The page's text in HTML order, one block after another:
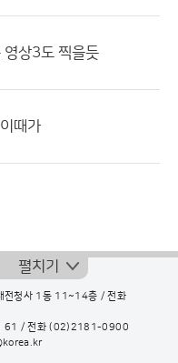
영상3도 찍을듯
때가
펼치기
전청사 1동 11~14층 / 전화
61 / 전화(02)2181-0900